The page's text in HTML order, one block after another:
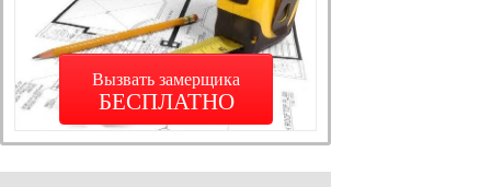
Вызвать замерщика
БЕСПЛАТНО